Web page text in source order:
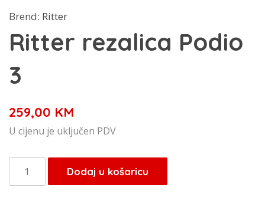
Brend: Ritter
Ritter rezalica Podio
3
259,00 KM
U cijenu je uključen PDV
Ritter
rezalica
Dodaj u košaricu